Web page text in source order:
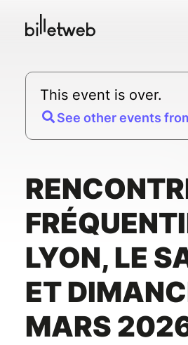
This event is over.
See other events
LYON, LE
ET
MARS